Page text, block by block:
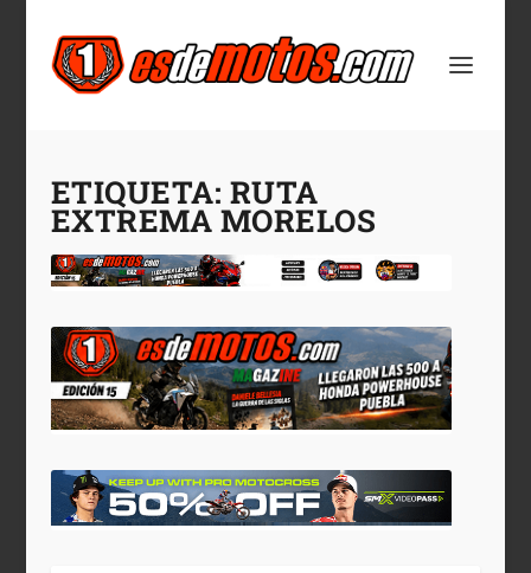
ETIQUETA: RUTA
EXTREMA MORELOS